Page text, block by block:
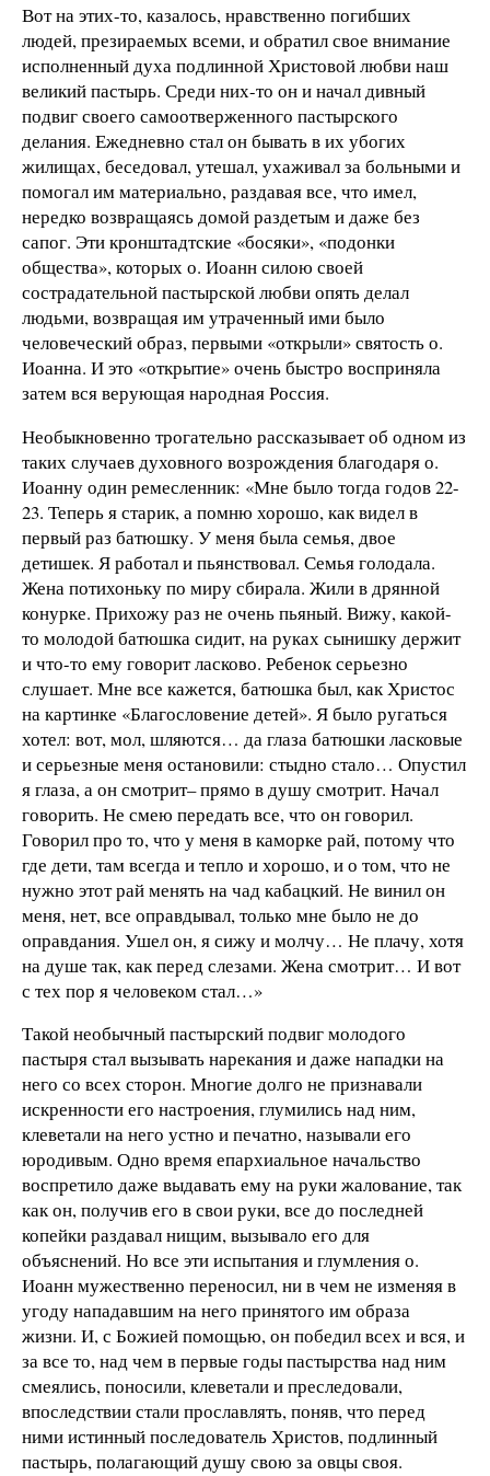
Вот на этих-то, казалось, нравственно погибших
людей, презираемых всеми, и обратил свое внимание
исполненный духа подлинной Христовой любви наш
великий пастырь. Среди них-то он и начал дивный
подвиг своего самоотверженного пастырского
делания. Ежедневно стал он бывать в их убогих
жилищах, беседовал, утешал, ухаживал за больными и
помогал им материально, раздавая все, что имел,
нередко возвращаясь домой раздетым и даже без
сапог. Эти кронштадтские «босяки», «подонки
общества», которых о. Иоанн силою своей
сострадательной пастырской любви опять делал
людьми, возвращая им утраченный ими было
человеческий образ, первыми «открыли» святость о.
Иоанна. И это «открытие» очень быстро восприняла
затем вся верующая народная Россия.
Необыкновенно трогательно рассказывает об одном из
таких случаев духовного возрождения благодаря о.
Иоанну один ремесленник: «Мне было тогда годов 22-
23. Теперь я старик, а помню хорошо, как видел в
первый раз батюшку. У меня была семья, двое
детишек. Я работал и пьянствовал. Семья голодала.
Жена потихоньку по миру сбирала. Жили в дрянной
конурке. Прихожу раз не очень пьяный. Вижу, какой-
то молодой батюшка сидит, на руках сынишку держит
и что-то ему говорит ласково. Ребенок серьезно
слушает. Мне все кажется, батюшка был, как Христос
на картинке «Благословение детей». Я было ругаться
хотел: вот, мол, шляются… да глаза батюшки ласковые
и серьезные меня остановили: стыдно стало… Опустил
я глаза, а он смотрит– прямо в душу смотрит. Начал
говорить. Не смею передать все, что он говорил.
Говорил про то, что у меня в каморке рай, потому что
где дети, там всегда и тепло и хорошо, и о том, что не
нужно этот рай менять на чад кабацкий. Не винил он
меня, нет, все оправдывал, только мне было не до
оправдания. Ушел он, я сижу и молчу… Не плачу, хотя
на душе так, как перед слезами. Жена смотрит… И вот
с тех пор я человеком стал…»
Такой необычный пастырский подвиг молодого
пастыря стал вызывать нарекания и даже нападки на
него со всех сторон. Многие долго не признавали
искренности его настроения, глумились над ним,
клеветали на него устно и печатно, называли его
юродивым. Одно время епархиальное начальство
воспретило даже выдавать ему на руки жалование, так
как он, получив его в свои руки, все до последней
копейки раздавал нищим, вызывало его для
объяснений. Но все эти испытания и глумления о.
Иоанн мужественно переносил, ни в чем не изменяя в
угоду нападавшим на него принятого им образа
жизни. И, с Божией помощью, он победил всех и вся, и
за все то, над чем в первые годы пастырства над ним
смеялись, поносили, клеветали и преследовали,
впоследствии стали прославлять, поняв, что перед
ними истинный последователь Христов, подлинный
пастырь, полагающий душу свою за овцы своя.